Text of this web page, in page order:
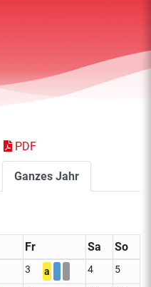
Ganzes Jahr
PDF
Fr Sa So
3 a 4 5